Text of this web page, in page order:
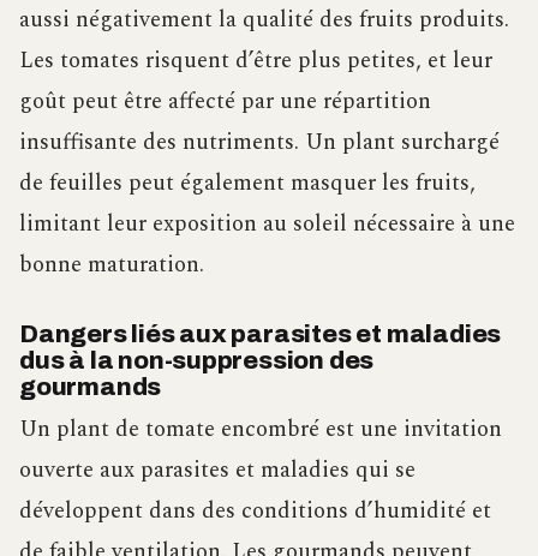
aussi négativement la qualité des fruits produits.
Les tomates risquent d’être plus petites, et leur
goût peut être affecté par une répartition
insuffisante des nutriments. Un plant surchargé
de feuilles peut également masquer les fruits,
limitant leur exposition au soleil nécessaire à une
bonne maturation.
Dangers liés aux parasites et maladies
dus à la non-suppression des
gourmands
Un plant de tomate encombré est une invitation
ouverte aux parasites et maladies qui se
développent dans des conditions d’humidité et